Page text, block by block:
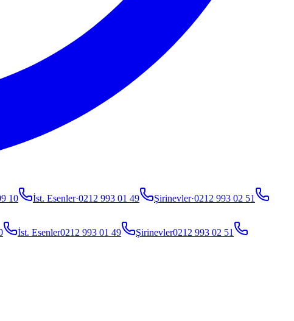
10 İst. Esenler·0212 993 01 49 Şirinevler·0212 993 02 51
İst. Esenler0212 993 01 49 Şirinevler0212 993 02 51